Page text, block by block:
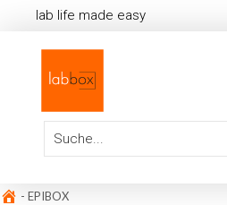
lab life made easy
- EPIBOX